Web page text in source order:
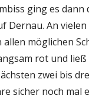
ging es dann
Dernau. An
möglichen
rot und ließ
zwei bis
sicher noch mal